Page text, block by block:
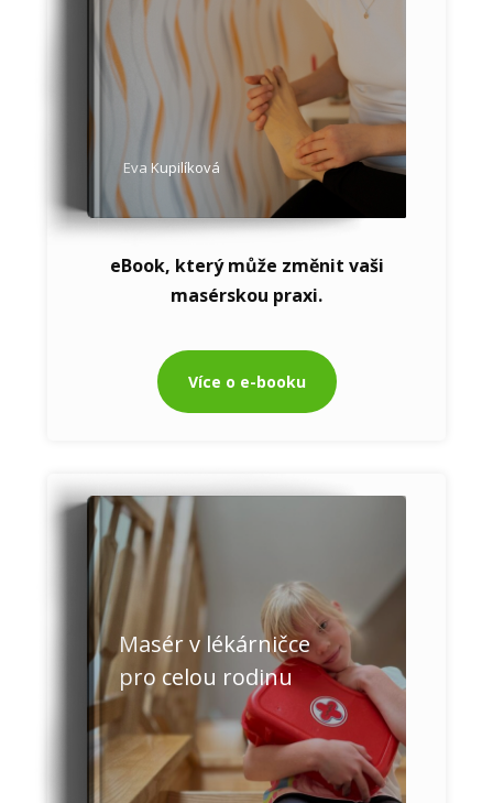
Eva Kupilíková
eBook, který může změnit vaši
masérskou praxi.
Více o e-booku
Masér v lékárničce
pro celou rodinu